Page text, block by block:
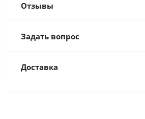
Отзывы
Задать вопрос
Доставка